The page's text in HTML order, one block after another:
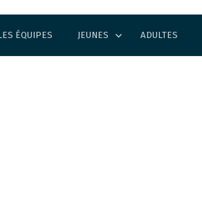
ÉQUIPES JEUNES ADULTES